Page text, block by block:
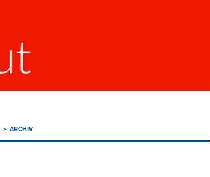
ARCHIV